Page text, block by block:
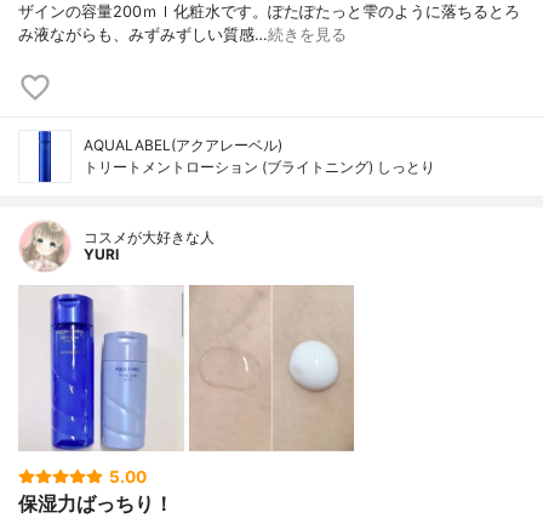
ザインの容量200ｍｌ化粧水です。ぽたぽたっと雫のように落ちるとろ
み液ながらも、みずみずしい質感…続きを見る
AQUALABEL(アクアレーベル)
トリートメントローション (ブライトニング) しっとり
コスメが大好きな人
YURI
5.00
保湿力ばっちり！